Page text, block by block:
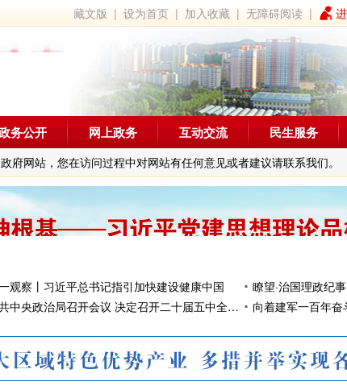
藏文版 |设为首页 | 加入收藏 |无障碍阅读 |
府网站，您在访问过程中对网站有任何意见或者建议请联系我们。
务公开 网上政务 互动交流 民生服务
观察丨习近平总书记指引加快建设健康中国
瞭望·治国理政纪
中共中央政治局召开会议 决定召开二十届五中全会 分析研究当前经济形势和经济工作 中共中央总书记习近平主持会议